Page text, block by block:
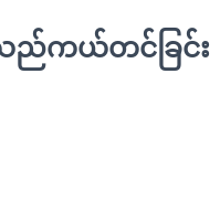
သည်ကယ်တင်ခြင်း